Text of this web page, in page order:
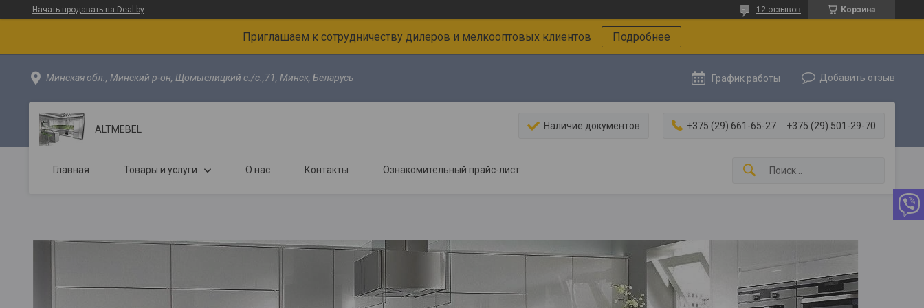
Начать продавать на Deal.by Корзина
12 отзывов
Приглашаем к сотрудничеству дилеров и мелкооптовых клиентов Подробнее
Минская обл., Минский р-он, Щомыслицкий с./с.,71, Минск, Беларусь График работы Добавить отзыв
ALTMEBEL Наличие документов +375 (29) 661-65-27 +375 (29) 501-29-70
Главная Товары и услуги О нас Контакты Ознакомительный прайс-лист